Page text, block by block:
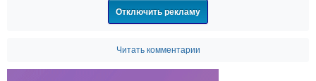
Отключить рекламу
Читать комментарии